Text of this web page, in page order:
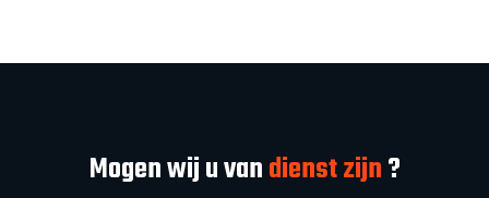
Mogen wij u vandienst zijn?